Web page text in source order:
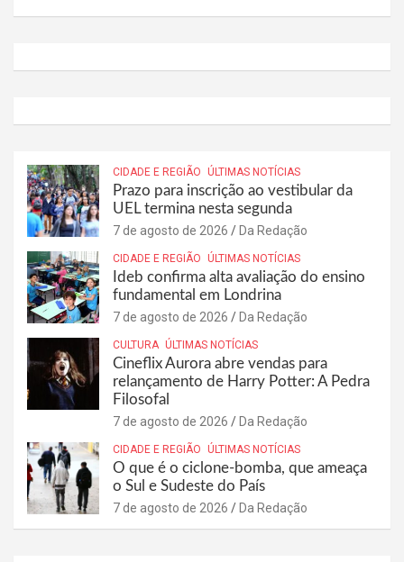
CIDADE E REGIÃO ÚLTIMAS NOTÍCIAS
Prazo para inscrição ao vestibular da
UEL termina nesta segunda
7 de agosto de 2026 Da Redação
CIDADE E REGIÃO ÚLTIMAS NOTÍCIAS
Ideb confirma alta avaliação do ensino
fundamental em Londrina
7 de agosto de 2026 Da Redação
CULTURA ÚLTIMAS NOTÍCIAS
Cineflix Aurora abre vendas para
relançamento de Harry Potter: A Pedra
Filosofal
7 de agosto de 2026 Da Redação
CIDADE E REGIÃO ÚLTIMAS NOTÍCIAS
O que é o ciclone-bomba, que ameaça
o Sul e Sudeste do País
7 de agosto de 2026 Da Redação